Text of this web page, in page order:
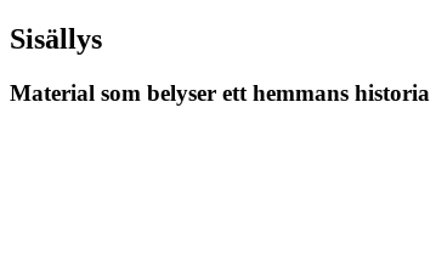
Sisällys
Material som belyser ett hemmans historia